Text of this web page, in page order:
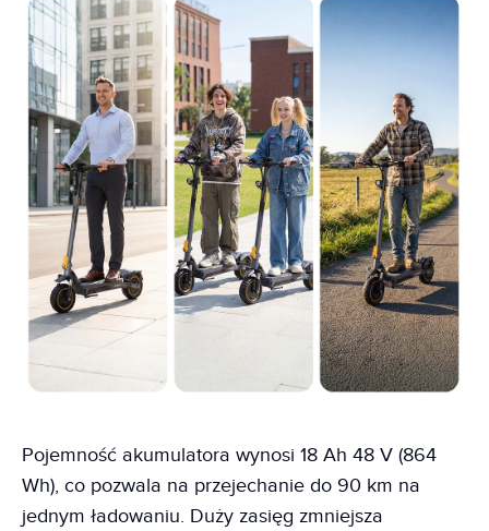
Pojemność akumulatora wynosi 18 Ah 48 V (864
Wh), co pozwala na przejechanie do 90 km na
jednym ładowaniu. Duży zasięg zmniejsza